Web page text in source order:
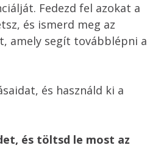
Fedezd fel azokat a
és ismerd meg az
amely segít továbblépni a
és használd ki a
és töltsd le most az